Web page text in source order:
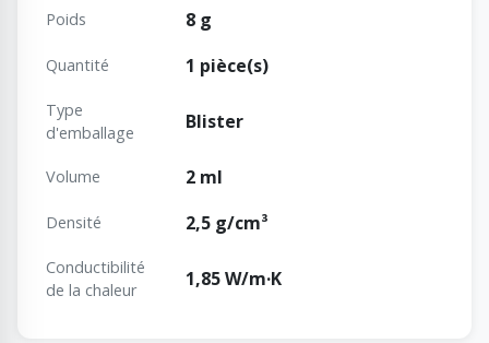
Poids 8 g
Quantité 1 pièce(s)
Type
d'emballage
Blister
Volume 2 ml
Densité 2,5 g/cm³
Сonductibilité
de la chaleur
1,85 W/m·K